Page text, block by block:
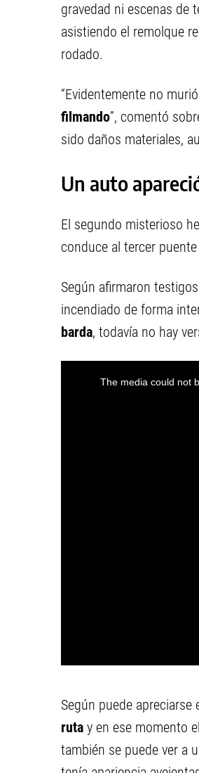
gravedad ni escenas de
asistiendo el remolque
rodado.
“Evidentemente no
filmando”, comentó
sido daños materiales,
Un auto
El segundo misterioso
conduce al tercer
Según afirmaron
incendiado de forma
barda, todavía no hay
Según puede
ruta y en ese momento el
también se puede ver a